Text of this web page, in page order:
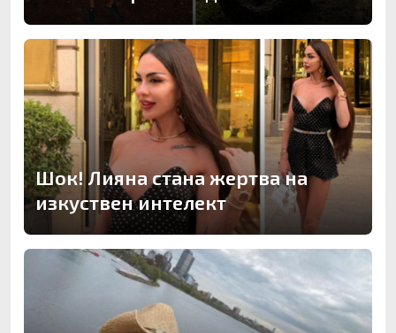
Шок! Лияна стана жертва на
изкуствен интелект